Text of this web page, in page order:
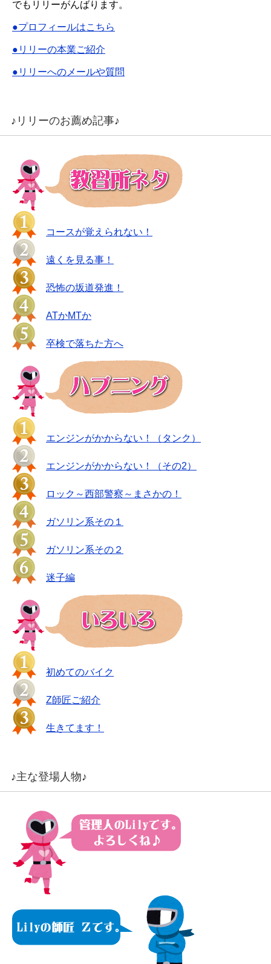
でもリリーがんばります。
●プロフィールはこちら
●リリーの本業ご紹介
●リリーへのメールや質問
♪リリーのお薦め記事♪
コースが覚えられない！
遠くを見る事！
恐怖の坂道発進！
ATかMTか
卒検で落ちた方へ
エンジンがかからない！（タンク）
エンジンがかからない！（その2）
ロック～西部警察～まさかの！
ガソリン系その１
ガソリン系その２
迷子編
初めてのバイク
Z師匠ご紹介
生きてます！
♪主な登場人物♪